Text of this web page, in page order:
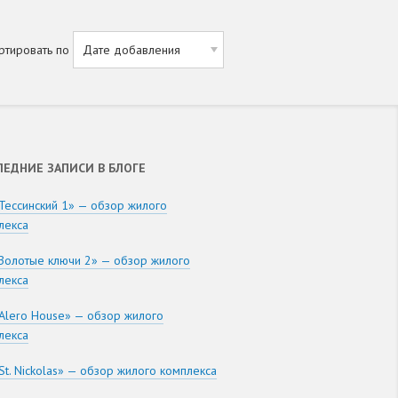
по
ЗАПИСИ В БЛОГЕ
1» — обзор жилого
ключи 2» — обзор жилого
House» — обзор жилого
Nickolas» — обзор жилого комплекса